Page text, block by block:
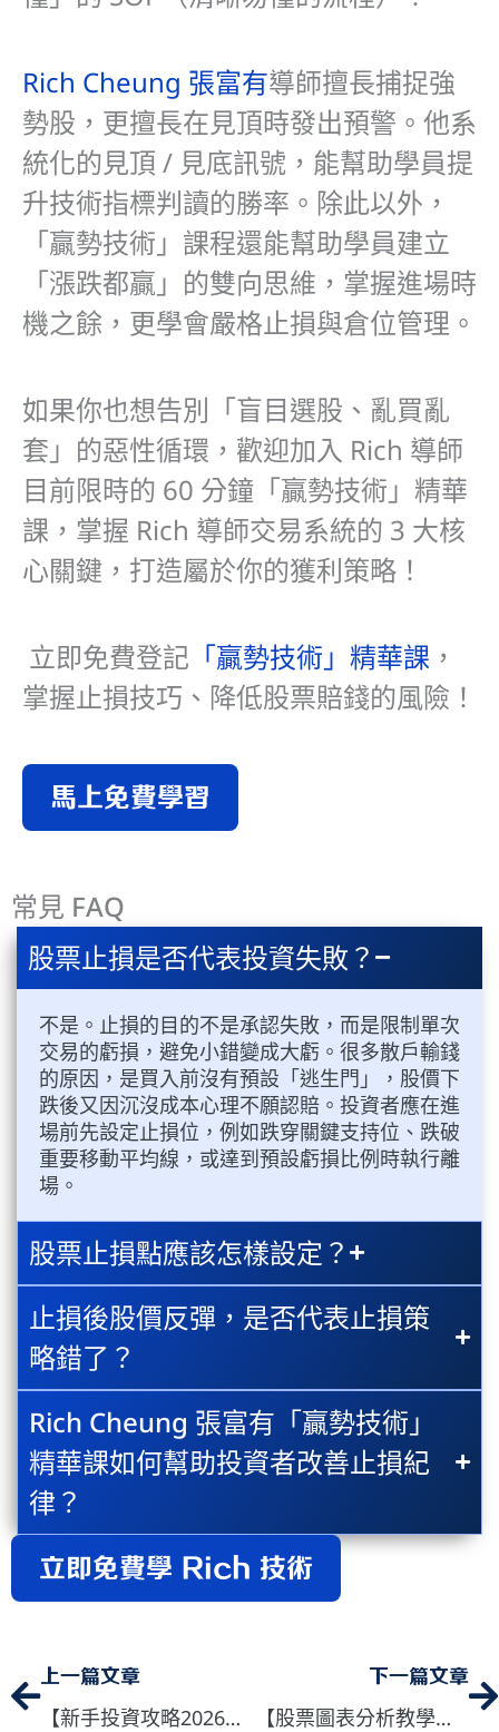
Rich Cheung 張富有導師擅長捕捉強
勢股，更擅長在見頂時發出預警。他系
統化的見頂 / 見底訊號，能幫助學員提
升技術指標判讀的勝率。除此以外，
「贏勢技術」課程還能幫助學員建立
「漲跌都贏」的雙向思維，掌握進場時
機之餘，更學會嚴格止損與倉位管理。
如果你也想告別「盲目選股、亂買亂
套」的惡性循環，歡迎加入 Rich 導師
目前限時的 60 分鐘「贏勢技術」精華
課，掌握 Rich 導師交易系統的 3 大核
心關鍵，打造屬於你的獲利策略！
立即免費登記 「贏勢技術」精華課 ，
掌握止損技巧 、 降低股票賠錢的風險！
馬上免費學習
常見 FAQ
股票止損是否代表投資失敗？
不是。止損的目的不是承認失敗，而是限制單次
交易的虧損，避免小錯變成大虧。很多散戶輸錢
的原因，是買入前沒有預設「逃生門」，股價下
跌後又因沉沒成本心理不願認賠。投資者應在進
場前先設定止損位，例如跌穿關鍵支持位、跌破
重要移動平均線，或達到預設虧損比例時執行離
場。
股票止損點應該怎樣設定？
止損後股價反彈，是否代表止損策
略錯了？
Rich Cheung 張富有「贏勢技術」
精華課如何幫助投資者改善止損紀
律？
立即免費學 Rich 技術
上一頁
上一篇文章
【新手投資攻略2026】新手如何掌握股票進場時機？教你判斷關鍵的買賣時機
下一篇文章
【股票圖表分析教學】Rich Cheung 教你判斷股票圖表形態，掌握市場走勢！